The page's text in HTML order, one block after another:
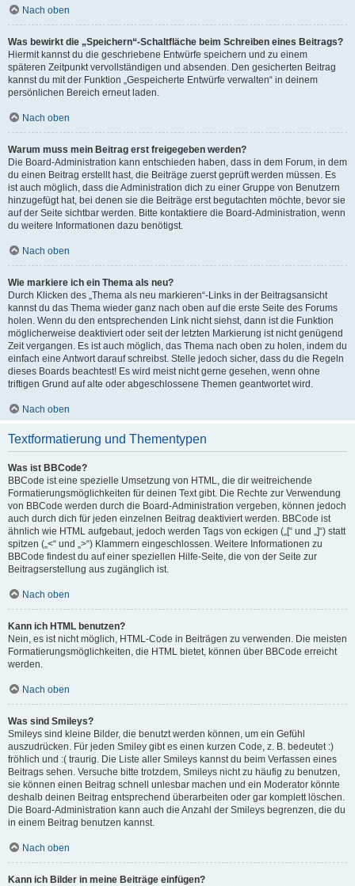
Nach oben
Was bewirkt die „Speichern“-Schaltfläche beim Schreiben eines Beitrags?
Hiermit kannst du die geschriebene Entwürfe speichern und zu einem
späteren Zeitpunkt vervollständigen und absenden. Den gesicherten Beitrag
kannst du mit der Funktion „Gespeicherte Entwürfe verwalten“ in deinem
persönlichen Bereich erneut laden.
Nach oben
Warum muss mein Beitrag erst freigegeben werden?
Die Board-Administration kann entschieden haben, dass in dem Forum, in dem
du einen Beitrag erstellt hast, die Beiträge zuerst geprüft werden müssen. Es
ist auch möglich, dass die Administration dich zu einer Gruppe von Benutzern
hinzugefügt hat, bei denen sie die Beiträge erst begutachten möchte, bevor sie
auf der Seite sichtbar werden. Bitte kontaktiere die Board-Administration, wenn
du weitere Informationen dazu benötigst.
Nach oben
Wie markiere ich ein Thema als neu?
Durch Klicken des „Thema als neu markieren“-Links in der Beitragsansicht
kannst du das Thema wieder ganz nach oben auf die erste Seite des Forums
holen. Wenn du den entsprechenden Link nicht siehst, dann ist die Funktion
möglicherweise deaktiviert oder seit der letzten Markierung ist nicht genügend
Zeit vergangen. Es ist auch möglich, das Thema nach oben zu holen, indem du
einfach eine Antwort darauf schreibst. Stelle jedoch sicher, dass du die Regeln
dieses Boards beachtest! Es wird meist nicht gerne gesehen, wenn ohne
triftigen Grund auf alte oder abgeschlossene Themen geantwortet wird.
Nach oben
Textformatierung und Thementypen
Was ist BBCode?
BBCode ist eine spezielle Umsetzung von HTML, die dir weitreichende
Formatierungsmöglichkeiten für deinen Text gibt. Die Rechte zur Verwendung
von BBCode werden durch die Board-Administration vergeben, können jedoch
auch durch dich für jeden einzelnen Beitrag deaktiviert werden. BBCode ist
ähnlich wie HTML aufgebaut, jedoch werden Tags von eckigen („[“ und „]“) statt
spitzen („<“ und „>“) Klammern eingeschlossen. Weitere Informationen zu
BBCode findest du auf einer speziellen Hilfe-Seite, die von der Seite zur
Beitragserstellung aus zugänglich ist.
Nach oben
Kann ich HTML benutzen?
Nein, es ist nicht möglich, HTML-Code in Beiträgen zu verwenden. Die meisten
Formatierungsmöglichkeiten, die HTML bietet, können über BBCode erreicht
werden.
Nach oben
Was sind Smileys?
Smileys sind kleine Bilder, die benutzt werden können, um ein Gefühl
auszudrücken. Für jeden Smiley gibt es einen kurzen Code, z. B. bedeutet :)
fröhlich und :( traurig. Die Liste aller Smileys kannst du beim Verfassen eines
Beitrags sehen. Versuche bitte trotzdem, Smileys nicht zu häufig zu benutzen,
sie können einen Beitrag schnell unlesbar machen und ein Moderator könnte
deshalb deinen Beitrag entsprechend überarbeiten oder gar komplett löschen.
Die Board-Administration kann auch die Anzahl der Smileys begrenzen, die du
in einem Beitrag benutzen kannst.
Nach oben
Kann ich Bilder in meine Beiträge einfügen?